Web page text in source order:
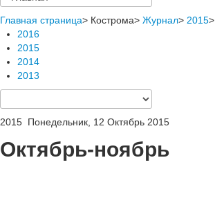
Главная страница> Кострома> Журнал> 2015>
2016
2015
2014
2013
2015 Понедельник, 12 Октябрь 2015
Октябрь-ноябрь